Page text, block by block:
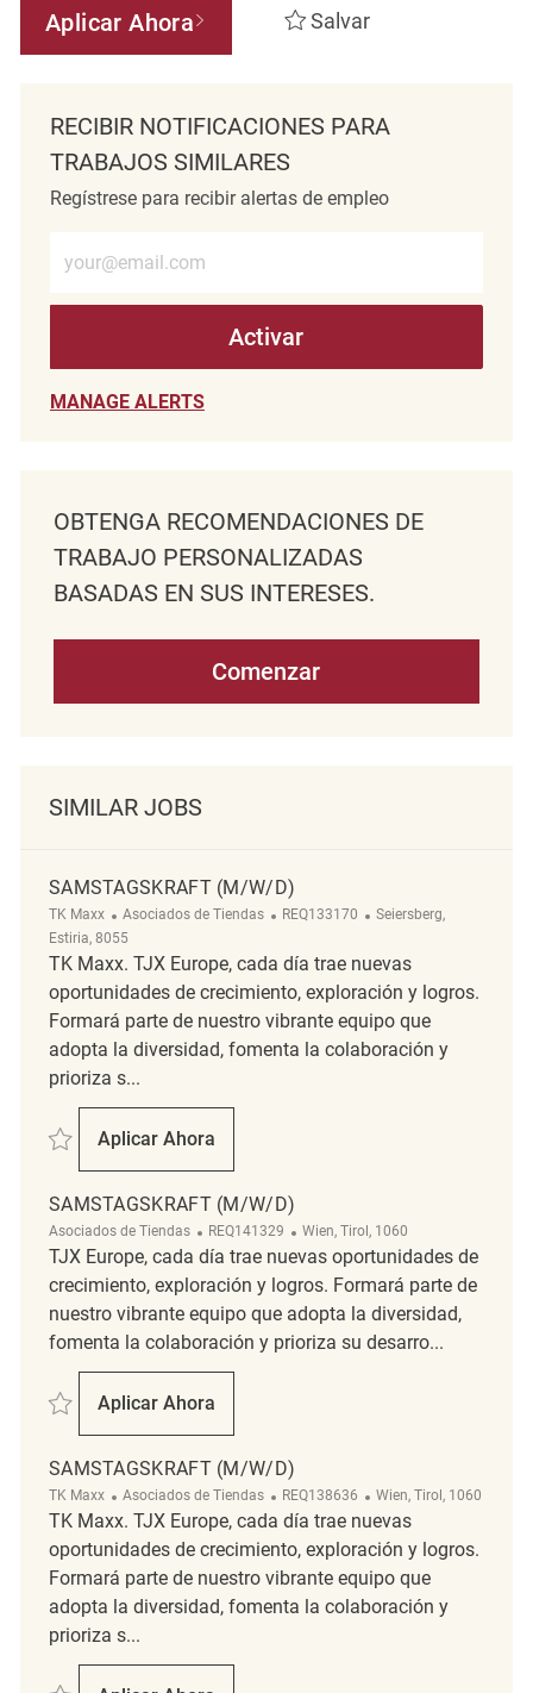
Aplicar Ahora Salvar
RECIBIR NOTIFICACIONES PARA
TRABAJOS SIMILARES
Regístrese para recibir alertas de empleo
Activar
MANAGE ALERTS
OBTENGA RECOMENDACIONES DE
TRABAJO PERSONALIZADAS
BASADAS EN SUS INTERESES.
Comenzar
SIMILAR JOBS
SAMSTAGSKRAFT (M/W/D)
TK Maxx Categoría
Asociados de Tiendas ReqId
REQ133170 Ubicación
Seiersberg,
Estiria, 8055
TK Maxx. TJX Europe, cada día trae nuevas
oportunidades de crecimiento, exploración y logros.
Formará parte de nuestro vibrante equipo que
adopta la diversidad, fomenta la colaboración y
prioriza s...
Salvar Samstagskraft (m/w/d) REQ133170
Aplicar Ahora
Samstagskraft (m/w/d)
SAMSTAGSKRAFT (M/W/D)
Categoría
Asociados de Tiendas ReqId
REQ141329 Ubicación
Wien, Tirol, 1060
TJX Europe, cada día trae nuevas oportunidades de
crecimiento, exploración y logros. Formará parte de
nuestro vibrante equipo que adopta la diversidad,
fomenta la colaboración y prioriza su desarro...
Salvar Samstagskraft (m/w/d) REQ141329
Aplicar Ahora
Samstagskraft (m/w/d)
SAMSTAGSKRAFT (M/W/D)
TK Maxx Categoría
Asociados de Tiendas ReqId
REQ138636 Ubicación
Wien, Tirol, 1060
TK Maxx. TJX Europe, cada día trae nuevas
oportunidades de crecimiento, exploración y logros.
Formará parte de nuestro vibrante equipo que
adopta la diversidad, fomenta la colaboración y
prioriza s...